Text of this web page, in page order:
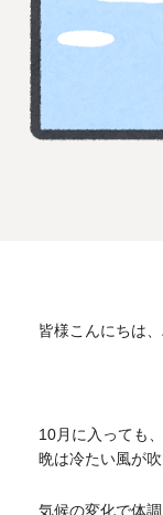
皆様こんにちは
10月に入っても
晩は冷たい風が
気候の変化で体